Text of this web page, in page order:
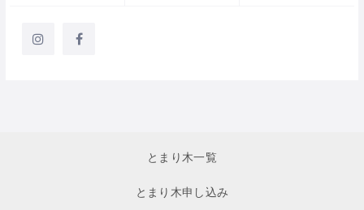
とまり木一覧
とまり木申し込み